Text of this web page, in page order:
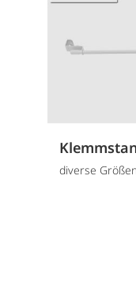
diverse